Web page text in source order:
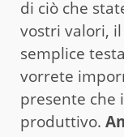
di ciò che
vostri valori,
semplice
vorrete
presente che
produttivo.